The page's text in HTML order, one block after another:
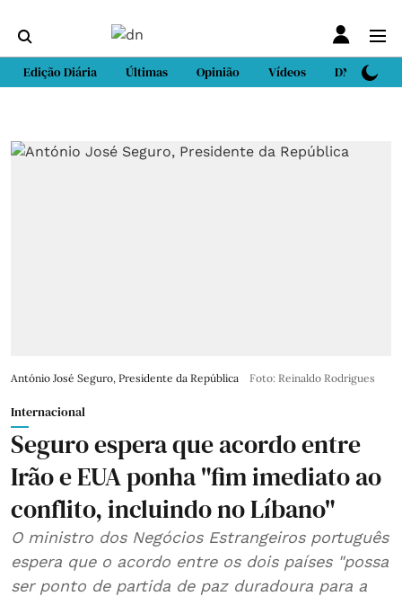
Edição Diária Últimas Opinião Vídeos DN Sport
António José Seguro, Presidente da República Foto: Reinaldo Rodrigues
Internacional
Seguro espera que acordo entre
Irão e EUA ponha "fim imediato ao
conflito, incluindo no Líbano"
O ministro dos Negócios Estrangeiros português
espera que o acordo entre os dois países "possa
ser ponto de partida de paz duradoura para a